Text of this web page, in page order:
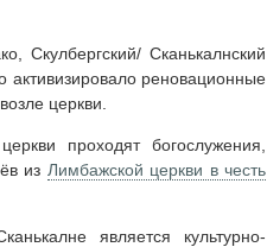
Скулбергский/ Сканькалнский
активизировало реновационные
церкви.
проходят богослужения,
из Лимбажской церкви в честь
является культурно-